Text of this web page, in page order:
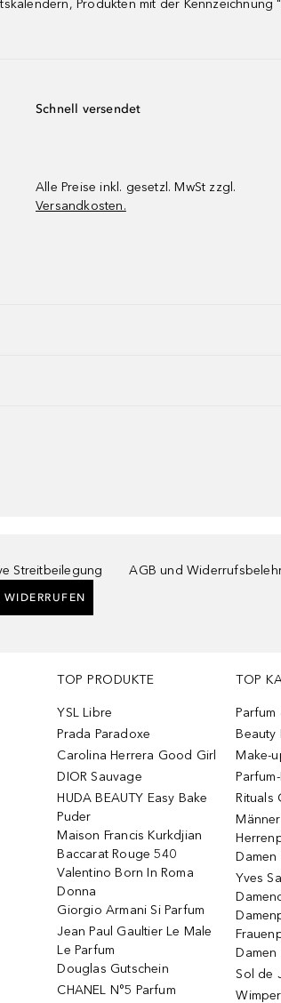
Produkten mit der
Schnell versendet
Alle Preise inkl. gesetzl. MwSt zzgl.
Versandkosten.
Streitbeilegung
AGB und
WIDERRUFEN
TOP PRODUKTE
YSL Libre
Prada Paradoxe
Carolina Herrera Good Girl
DIOR Sauvage
HUDA BEAUTY Easy Bake
Puder
Maison Francis Kurkdjian
Baccarat Rouge 540
Valentino Born In Roma
Donna
Giorgio Armani Si Parfum
Jean Paul Gaultier Le Male
Le Parfum
Douglas Gutschein
CHANEL N°5 Parfum
TOP
Parfum
Beauty
Make-
Rituals
Damen
Yves
Damen
Sol de